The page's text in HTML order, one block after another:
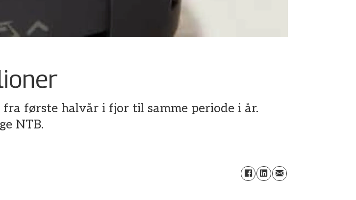
første halvår i fjor til samme periode i år.
NTB.